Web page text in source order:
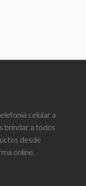
celular a
brindar a todos
desde
online.